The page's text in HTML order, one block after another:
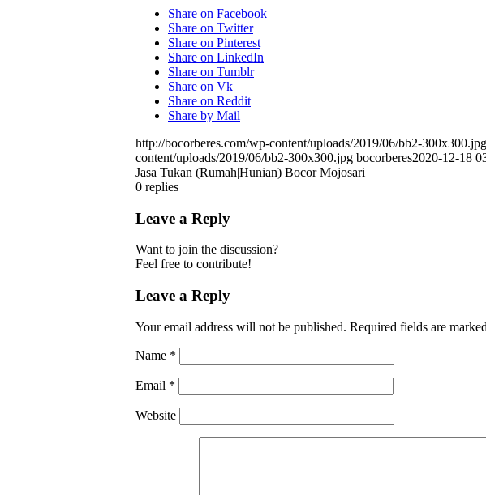
Share on Facebook
Share on Twitter
Share on Pinterest
Share on LinkedIn
Share on Tumblr
Share on Vk
Share on Reddit
Share by Mail
http://bocorberes.com/wp-content/uploads/2019/06/bb2-300x300.jpg
content/uploads/2019/06/bb2-300x300.jpg bocorberes2020-12-18
Jasa Tukan (Rumah|Hunian) Bocor Mojosari
0 replies
Leave a Reply
Want to join the discussion?
Feel free to contribute!
Leave a Reply
Your email address will not be published. Required fields are marked
Name *
Email *
Website